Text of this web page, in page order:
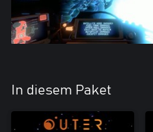
In diesem Paket